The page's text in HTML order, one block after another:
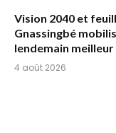
Vision 2040 et
Gnassingbé
lendemain meilleur
4 août 2026